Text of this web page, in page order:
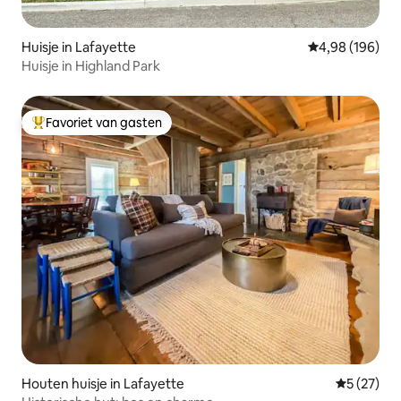
Huisje in Lafayette Gemiddelde
4,98 (196)
Huisje in Highland Park
Topfavoriet van gasten
Favoriet van gasten
Houten huisje in Lafayette
5 (27)